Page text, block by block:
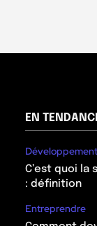
EN
Développement
C’est quoi la
: définition
Entreprendre